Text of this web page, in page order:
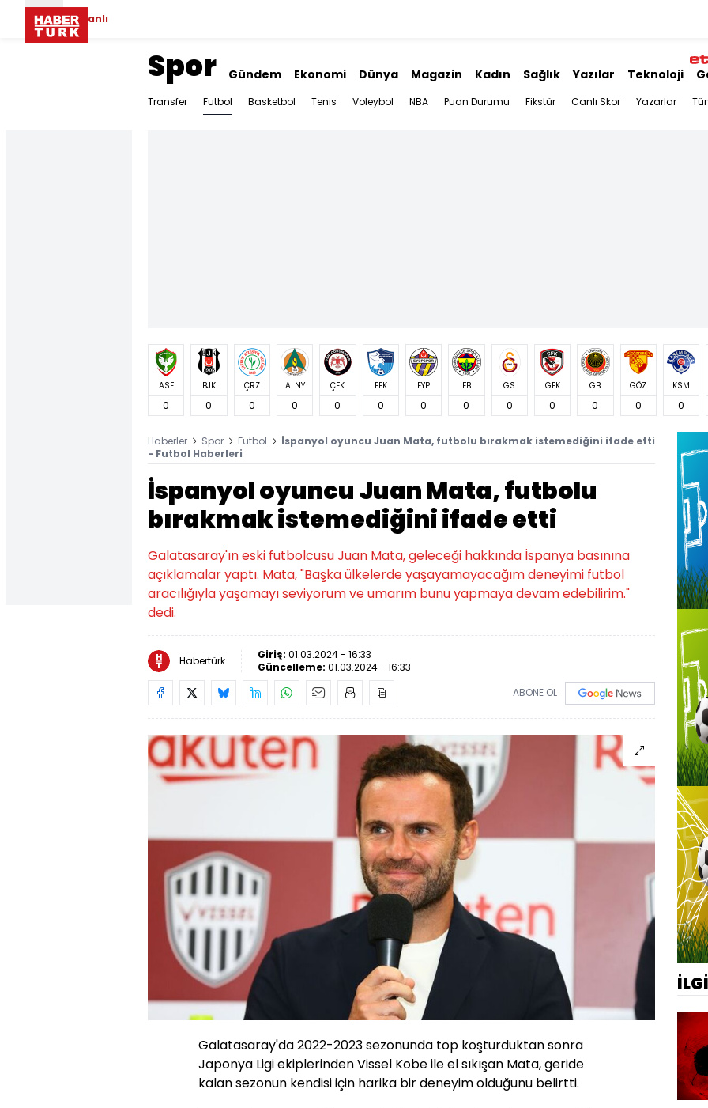
Canlı
Spor Gündem Ekonomi Dünya Magazin Kadın Sağlık Yazılar Teknoloji
Transfer Futbol Basketbol Tenis Voleybol NBA Puan Durumu Fikstür Canlı Skor Yazarlar
ASF
0
BJK
0
ÇRZ
0
ALNY
0
ÇFK
0
EFK
0
EYP
0
FB
0
GS
0
GFK
0
GB
0
GÖZ
0
KSM
0
Haberler Spor Futbol
İspanyol oyuncu Juan Mata, futbolu bırakmak istemediğini ifade etti
- Futbol Haberleri
İspanyol oyuncu Juan Mata, futbolu
bırakmak istemediğini ifade etti
Galatasaray'ın eski futbolcusu Juan Mata, geleceği hakkında İspanya basınına
açıklamalar yaptı. Mata, "Başka ülkelerde yaşayamayacağım deneyimi futbol
aracılığıyla yaşamayı seviyorum ve umarım bunu yapmaya devam edebilirim."
dedi.
Habertürk Giriş: 01.03.2024 - 16:33
Güncelleme: 01.03.2024 - 16:33
ABONE OL
Galatasaray'da 2022-2023 sezonunda top koşturduktan sonra
Japonya Ligi ekiplerinden Vissel Kobe ile el sıkışan Mata, geride
kalan sezonun kendisi için harika bir deneyim olduğunu belirtti.